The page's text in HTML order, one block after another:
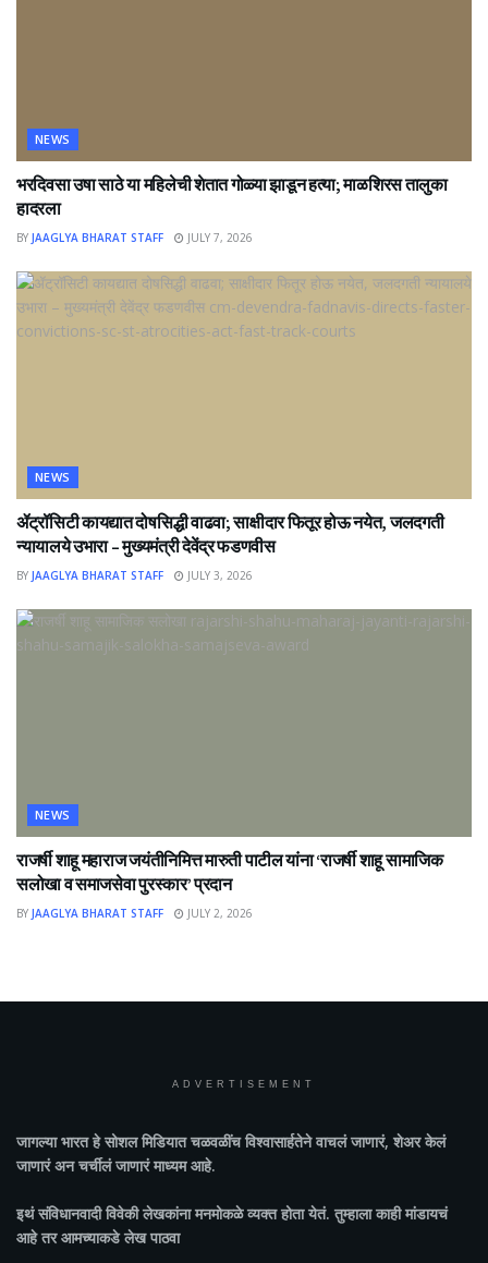
NEWS
भरदिवसा उषा साठे या महिलेची शेतात गोळ्या झाडून हत्या; माळशिरस तालुका
हादरला
BY JAAGLYA BHARAT STAFF JULY 7, 2026
NEWS
ॲट्रॉसिटी कायद्यात दोषसिद्धी वाढवा; साक्षीदार फितूर होऊ नयेत, जलदगती
न्यायालये उभारा – मुख्यमंत्री देवेंद्र फडणवीस
BY JAAGLYA BHARAT STAFF JULY 3, 2026
NEWS
राजर्षी शाहू महाराज जयंतीनिमित्त मारुती पाटील यांना ‘राजर्षी शाहू सामाजिक
सलोखा व समाजसेवा पुरस्कार’ प्रदान
BY JAAGLYA BHARAT STAFF JULY 2, 2026
ADVERTISEMENT
जागल्या भारतहे सोशल मिडियात चळवळींच विश्वासार्हतेने वाचलं जाणारं, शेअर केलं
जाणारं अन चर्चीलं जाणारं माध्यम आहे.
इथं संविधानवादी विवेकी लेखकांना मनमोकळे व्यक्त होता येतं. तुम्हाला काही मांडायचं
आहे तर आमच्याकडे लेख पाठवा